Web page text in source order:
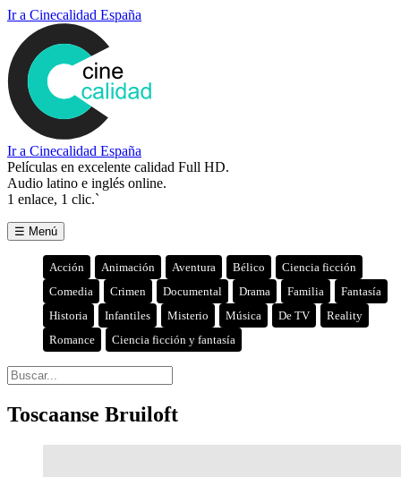
Ir a Cinecalidad España
Ir a Cinecalidad España
Películas en excelente calidad Full HD.
Audio latino e inglés online.
1 enlace, 1 clic.`
☰ Menú
Acción Animación Aventura Bélico
Ciencia ficción
Comedia
Crimen Documental Drama Familia
Fantasía
Historia
Infantiles Misterio Música De TV
Reality
Romance
Ciencia ficción y fantasía
Toscaanse Bruiloft